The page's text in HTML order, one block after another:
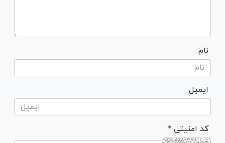
نام
ایمیل
* کد امنیتی